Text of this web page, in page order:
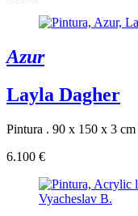
Azur
Layla Dagher
Pintura . 90 x 150 x 3 cm
6.100 €